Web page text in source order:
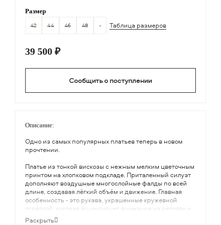
Размер
42
44 46 48 - Таблица размеров
39 500 ₽
Сообщить о поступлении
Описание:
Одно из самых популярных платьев теперь в новом
прочтении.
Платье из тонкой вискозы с нежным мелким цветочным
принтом на хлопковом подкладе. Приталенный силуэт
дополняют воздушные многослойные фалды по всей
длине, создавая лёгкий объём и движение. Главная
особенность - это рукава, украшенные кружевной
отделкой, которая акцентирует внимание на деталях и
подчеркивает женственность.
Раскрыть